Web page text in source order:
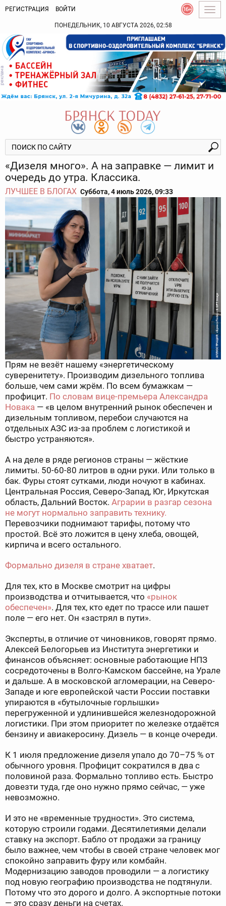
РЕГИСТРАЦИЯ ВОЙТИ
ПОНЕДЕЛЬНИК, 10 АВГУСТА 2026, 02:58
«Дизеля много». А на заправке — лимит и
очередь до утра. Классика.
ЛУЧШЕЕ В БЛОГАХ Суббота, 4 июль 2026, 09:33
Прям не везёт нашему «энергетическому
суверенитету». Производим дизельного топлива
больше, чем сами жрём. По всем бумажкам —
профицит. По словам вице-премьера Александра
Новака — «в целом внутренний рынок обеспечен и
дизельным топливом, перебои случаются на
отдельных АЗС из-за проблем с логистикой и
быстро устраняются».
А на деле в ряде регионов страны — жёсткие
лимиты. 50-60-80 литров в одни руки. Или только в
бак. Фуры стоят сутками, люди ночуют в кабинах.
Центральная Россия, Северо-Запад, Юг, Иркутская
область, Дальний Восток. Аграрии в разгар сезона
не могут нормально заправить технику.
Перевозчики поднимают тарифы, потому что
простой. Всё это ложится в цену хлеба, овощей,
кирпича и всего остального.
Формально дизеля в стране хватает.
Для тех, кто в Москве смотрит на цифры
производства и отчитывается, что «рынок
обеспечен». Для тех, кто едет по трассе или пашет
поле — его нет. Он «застрял в пути».
Эксперты, в отличие от чиновников, говорят прямо.
Алексей Белогорьев из Института энергетики и
финансов объясняет: основные работающие НПЗ
сосредоточены в Волго-Камском бассейне, на Урале
и дальше. А в московской агломерации, на Северо-
Западе и юге европейской части России поставки
упираются в «бутылочные горлышки»
перегруженной и удлинившейся железнодорожной
логистики. При этом приоритет по железке отдаётся
бензину и авиакеросину. Дизель — в конце очереди.
К 1 июля предложение дизеля упало до 70–75 % от
обычного уровня. Профицит сократился в два с
половиной раза. Формально топливо есть. Быстро
довезти туда, где оно нужно прямо сейчас, — уже
невозможно.
И это не «временные трудности». Это система,
которую строили годами. Десятилетиями делали
ставку на экспорт. Бабло от продажи за границу
было важнее, чем чтобы в своей стране человек мог
спокойно заправить фуру или комбайн.
Модернизацию заводов проводили — а логистику
под новую географию производства не подтянули.
Потому что это дорого и долго. А экспортные потоки
— это сразу деньги на счетах.